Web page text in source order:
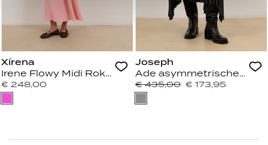
Xírena
Irene Flowy Midi Rok Roze
€ 248,00
Joseph
Ade asymmetrische midi
€ 435,00 € 173,95